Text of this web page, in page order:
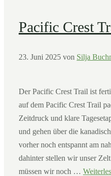
Pacific Crest
23. Juni 2025 von Silja
Der Pacific Crest Trail ist
auf dem Pacific Crest Trail
Zeitdruck und klare
und gehen über die
vorher noch entspannt am
dahinter stellen wir unser
müssen wir noch …